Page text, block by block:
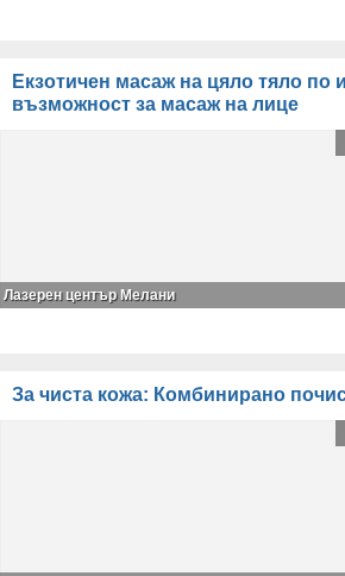
Екзотичен масаж на цяло тяло по
възможност за масаж на лице
Лазерен център Мелани
За чиста кожа: Комбинирано